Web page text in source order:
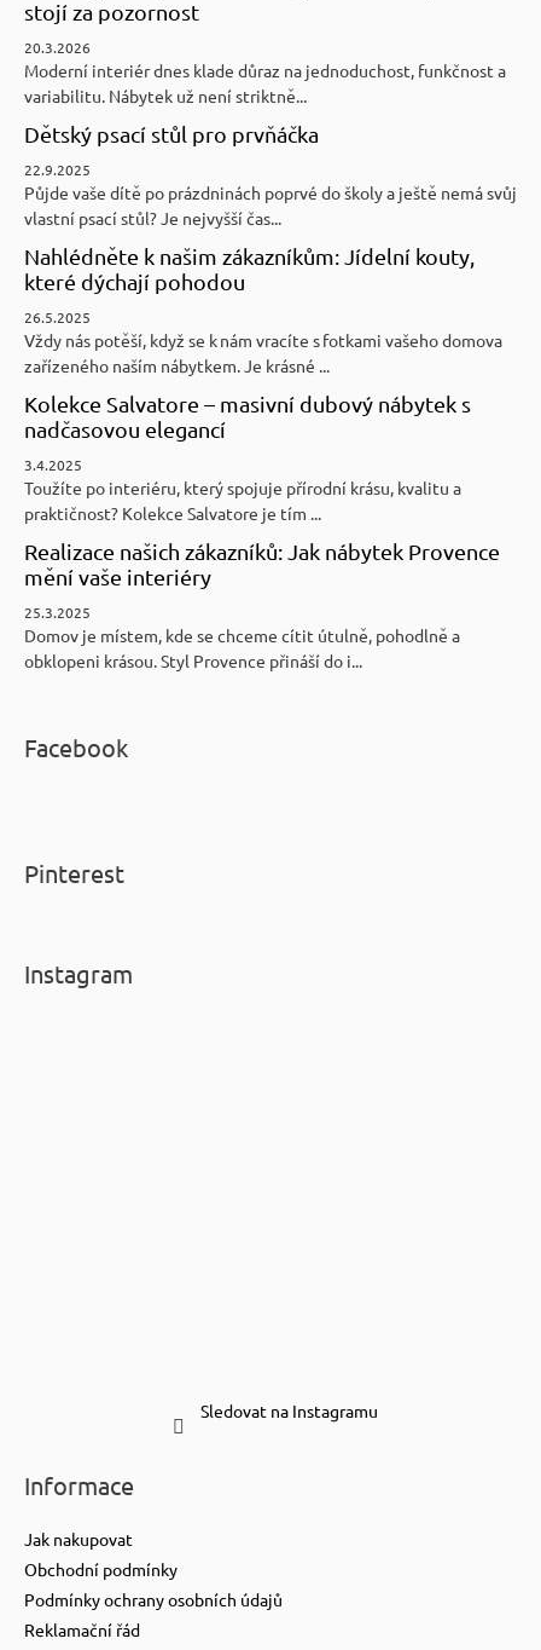
stojí za pozornost
20.3.2026
Moderní interiér dnes klade důraz na jednoduchost, funkčnost a
variabilitu. Nábytek už není striktně...
Dětský psací stůl pro prvňáčka
22.9.2025
Půjde vaše dítě po prázdninách poprvé do školy a ještě nemá svůj
vlastní psací stůl? Je nejvyšší čas...
Nahlédněte k našim zákazníkům: Jídelní kouty,
které dýchají pohodou
26.5.2025
Vždy nás potěší, když se k nám vracíte s fotkami vašeho domova
zařízeného naším nábytkem. Je krásné ...
Kolekce Salvatore – masivní dubový nábytek s
nadčasovou elegancí
3.4.2025
Toužíte po interiéru, který spojuje přírodní krásu, kvalitu a
praktičnost? Kolekce Salvatore je tím ...
Realizace našich zákazníků: Jak nábytek Provence
mění vaše interiéry
25.3.2025
Domov je místem, kde se chceme cítit útulně, pohodlně a
obklopeni krásou. Styl Provence přináší do i...
Facebook
Pinterest
Instagram
Sledovat na Instagramu
Informace
Jak nakupovat
Obchodní podmínky
Podmínky ochrany osobních údajů
Reklamační řád